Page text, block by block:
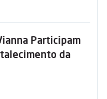
Participam
da